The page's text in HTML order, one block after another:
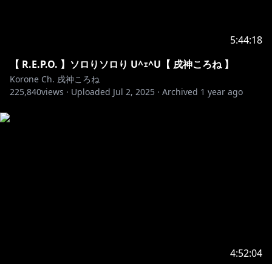
5:44:18
【 R.E.P.O. 】ソロりソロり U^ｪ^U【 戌神ころね 】
Korone Ch. 戌神ころね
225,840views · Uploaded Jul 2, 2025 · Archived 1 year ago
4:52:04